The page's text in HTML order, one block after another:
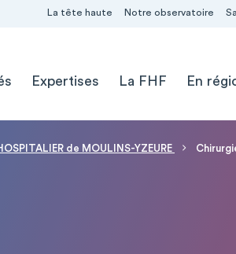
La tête haute Notre observatoire
Expertises La FHF En
de MOULINS-YZEURE